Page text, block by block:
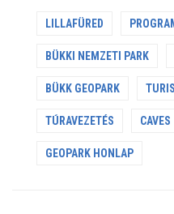
LILLAFÜRED
BÜKKI NEMZETI PARK
BÜKK GEOPARK
TÚRAVEZETÉS CAVES
GEOPARK HONLAP